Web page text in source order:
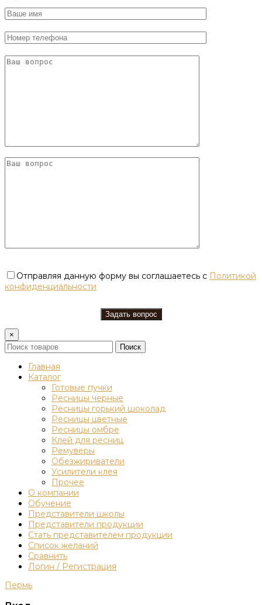
Отправляя данную форму вы соглашаетесь с Политикой
конфиденциальности
×
Поиск
Главная
Каталог
Готовые пучки
Ресницы черные
Ресницы горький шоколад
Ресницы цветные
Ресницы омбре
Клей для ресниц
Ремуверы
Обезжириватели
Усилители клея
Прочее
О компании
Обучение
Представители школы
Представители продукции
Стать представителем продукции
Список желаний
Сравнить
Логин / Регистрация
Пермь